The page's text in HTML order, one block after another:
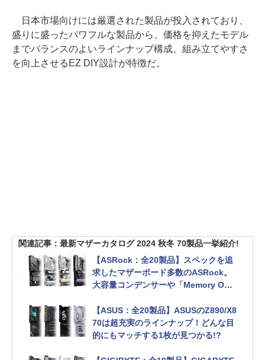
日本市場向けには厳選された製品が投入されており、
盛りに盛ったパワフルな製品から、価格を抑えたモデル
までバランスのよいラインナップ構成。組み立てやすさ
を向上させるEZ DIY設計が特徴だ。
関連記事：最新マザーカタログ 2024 秋冬 70製品一挙紹介!
【ASRock：全20製品】スペックを追
求したマザーボード多数のASRock。
大容量コンデンサーや「Memory OC S
【ASUS：全20製品】ASUSのZ890/X8
70は超充実のラインナップ！どんな目
的にもマッチする1枚が見つかる!?